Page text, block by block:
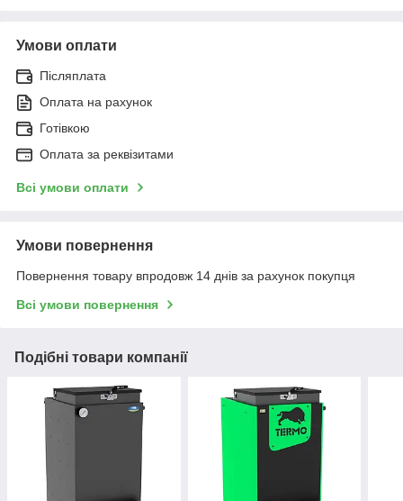
Обратная связь от наших
Оплата за товар після отримання
Умови оплати
Післяплата
Оплата на рахунок
Готівкою
Оплата за реквізитами
Всі умови оплати
Умови повернення
Повернення товару впродовж 14 днів за рахунок покупця
Всі умови повернення
Подібні товари компанії